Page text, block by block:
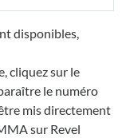
disponibles,
cliquez sur le
le numéro
mis directement
sur Revel